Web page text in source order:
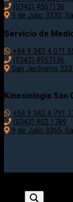
(0342) 4557136
9 de Julio 3330,
Servicio de
+54 9 342 4 071
(0342) 4557136
San Jerónimo
Kinesiologia San
+54 9 342 4 791
(0342) 452 1789
9 de Julio 3365,